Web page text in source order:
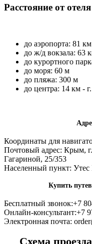
Расстояние от
до аэропорта: 81
до ж/д вокзала: 63
до курортного
до моря: 60 м
до пляжа: 300 м
до центра: 14 км -
Координаты для
Почтовый адрес: Крым,
Гагариной, 25/353
Населенный пункт: Утес
Купить
Бесплатный звонок:+7
Онлайн-консультант:+7
Электронная почта:
Схема